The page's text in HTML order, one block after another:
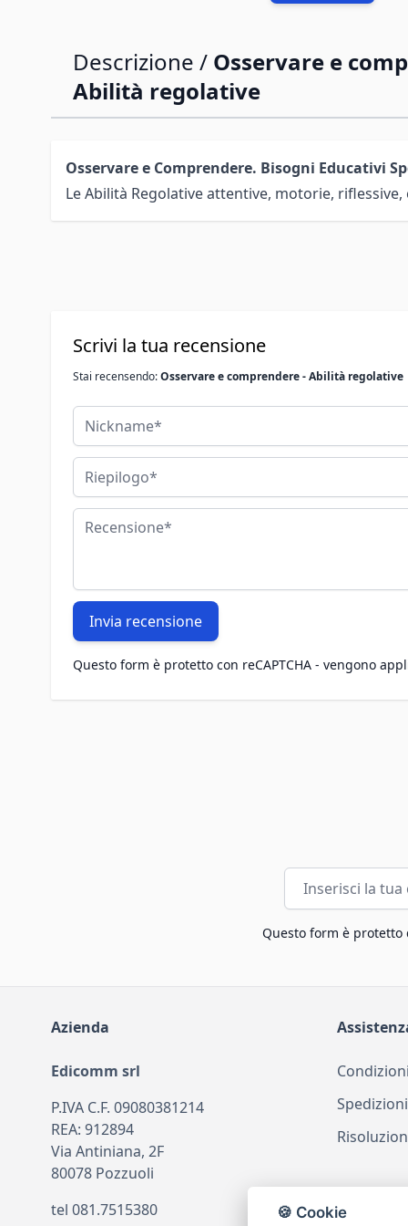
Descrizione / Osservare e
Abilità regolative
Osservare e Comprendere. Bisogni Educativi
Le Abilità Regolative attentive, motorie,
Scrivi la tua recensione
Stai recensendo:Osservare e comprendere - Abilità regolative
Nickname
Riepilogo
Recensione
Invia recensione
Questo form è protetto con reCAPTCHA - vengono
Indirizzo email
Questo form è protetto
Azienda
Edicomm srl
P.IVA C.F. 09080381214
REA: 912894
Via Antiniana, 2F
80078 Pozzuoli
tel 081.7515380
🍪 Cookie